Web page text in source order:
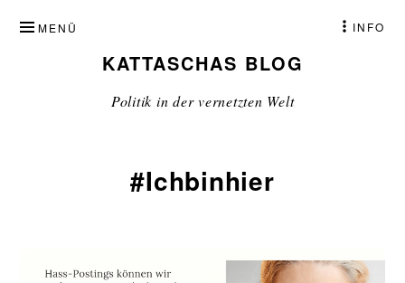
INHALT
SPRINGENKATTASCHAS BLOG
Politik in der vernetzten Welt
MENÜ INFO
#Ichbinhier